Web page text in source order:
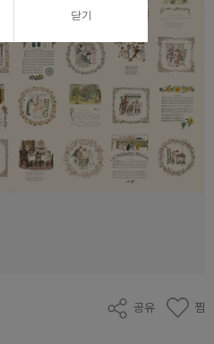
공유 찜
닫기